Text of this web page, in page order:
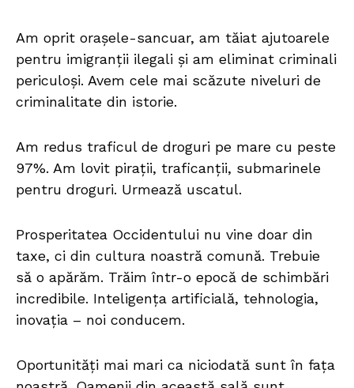
Am oprit orașele-sancuar, am tăiat ajutoarele
pentru imigranții ilegali și am eliminat criminali
periculoși. Avem cele mai scăzute niveluri de
criminalitate din istorie.
Am redus traficul de droguri pe mare cu peste
97%. Am lovit pirații, traficanții, submarinele
pentru droguri. Urmează uscatul.
Prosperitatea Occidentului nu vine doar din
taxe, ci din cultura noastră comună. Trebuie
să o apărăm. Trăim într-o epocă de schimbări
incredibile. Inteligența artificială, tehnologia,
inovația – noi conducem.
Oportunități mai mari ca niciodată sunt în fața